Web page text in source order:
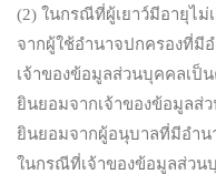
(2) ในกรณีที่ผู้เยาว์มีอายุไม่
จากผู้ใช้อำนาจปกครองที่มี
เจ้าของข้อมูลส่วนบุคคลเป็
ยินยอมจากเจ้าของข้อมูลส่
ยินยอมจากผู้อนุบาลที่มีอำน
ในกรณีที่เจ้าของข้อมูลส่วน